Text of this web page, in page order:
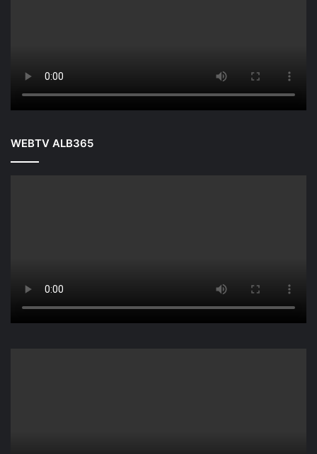
WEBTV ALB365